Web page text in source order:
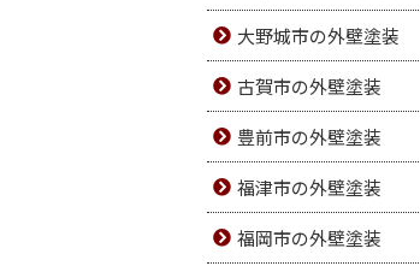
大野城市の外壁塗装
古賀市の外壁塗装
豊前市の外壁塗装
福津市の外壁塗装
福岡市の外壁塗装